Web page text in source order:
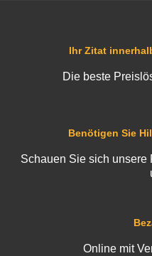
Online mit
Benötigen Sie
Schauen Sie sich unsere
Ihr Zitat
Die beste